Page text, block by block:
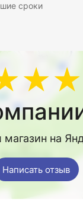
сроки
на
Написать отзыв